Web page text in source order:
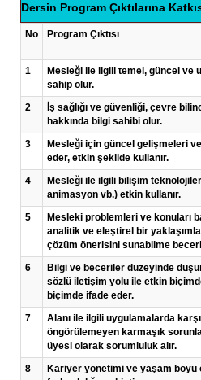
Dersin Program Çıktılarına
No Program Çıktısı
1
Mesleği ile ilgili temel, güncel ve
sahip olur.
2
İş sağlığı ve güvenliği, çevre
hakkında bilgi sahibi olur.
3
Mesleği için güncel gelişmeleri
eder, etkin şekilde kullanır.
4
Mesleği ile ilgili bilişim
animasyon vb.) etkin kullanır.
5
Mesleki problemleri ve konuları
analitik ve eleştirel bir
çözüm önerisini sunabilme
6
Bilgi ve beceriler düzeyinde
sözlü iletişim yolu ile etkin
biçimde ifade eder.
7
Alanı ile ilgili uygulamalarda
öngörülemeyen karmaşık
üyesi olarak sorumluluk alır.
8
Kariyer yönetimi ve yaşam boyu